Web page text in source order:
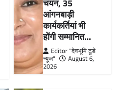
चयन, 35
आंगनबाड़ी
कार्यकर्तियां भी
होंगी सम्मानित…
Editor "देवभूमि टूडे
न्यूज"
August 6,
2026